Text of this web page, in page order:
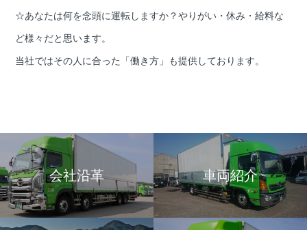
☆あなたは何を念頭に運転しますか？やりがい・休み・給料な
ど様々だと思います。
当社ではその人に合った「働き方」も提供しております。
会社沿革 車両紹介